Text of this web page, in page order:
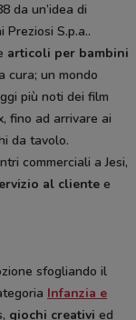
da un’idea di
Preziosi S.p.a..
articoli per bambini
cura; un mondo
più noti dei film
fino ad arrivare ai
da tavolo.
commerciali a Jesi,
al cliente e
sfogliando il
Infanzia e
giochi creativi ed